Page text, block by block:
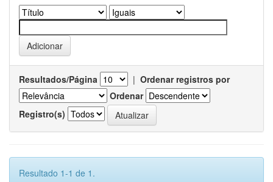
Resultados/Página | Ordenar registros por
Ordenar
Registro(s)
Resultado 1-1 de 1.